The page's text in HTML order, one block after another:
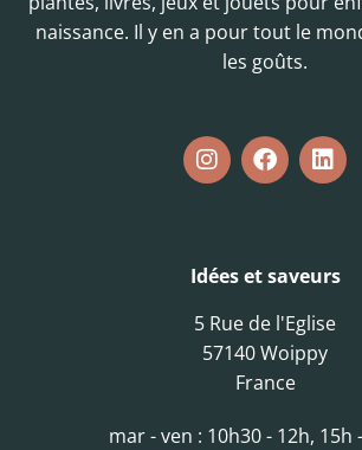
naissance. Il y en a pour tout le
les goûts.
Idées et saveurs
5 Rue de l'Eglise
57140 Woippy
France
mar - ven : 10h30 - 12h, 15h